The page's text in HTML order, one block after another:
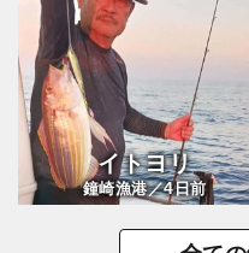
イトヨリ
鐘崎漁港／4日前